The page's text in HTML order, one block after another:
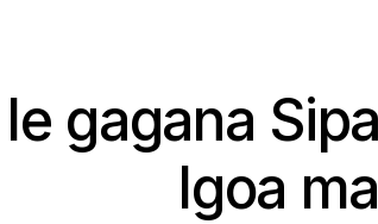
gagana
Igoa